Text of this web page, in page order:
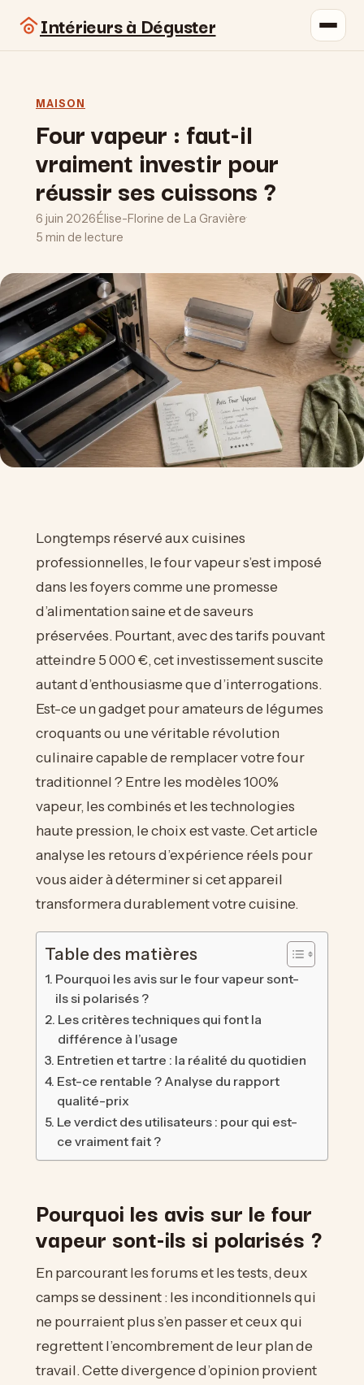
Intérieurs à Déguster
MAISON
Four vapeur : faut-il
vraiment investir pour
réussir ses cuissons ?
6 juin 2026·Élise-Florine de La Gravière·
5 min de lecture
Longtemps réservé aux cuisines
professionnelles, le four vapeur s’est imposé
dans les foyers comme une promesse
d’alimentation saine et de saveurs
préservées. Pourtant, avec des tarifs pouvant
atteindre 5 000 €, cet investissement suscite
autant d’enthousiasme que d’interrogations.
Est-ce un gadget pour amateurs de légumes
croquants ou une véritable révolution
culinaire capable de remplacer votre four
traditionnel ? Entre les modèles 100%
vapeur, les combinés et les technologies
haute pression, le choix est vaste. Cet article
analyse les retours d’expérience réels pour
vous aider à déterminer si cet appareil
transformera durablement votre cuisine.
Table des matières
Pourquoi les avis sur le four vapeur sont-
ils si polarisés ?
Les critères techniques qui font la
différence à l’usage
Entretien et tartre : la réalité du quotidien
Est-ce rentable ? Analyse du rapport
qualité-prix
Le verdict des utilisateurs : pour qui est-
ce vraiment fait ?
Pourquoi les avis sur le four
vapeur sont-ils si polarisés ?
En parcourant les forums et les tests, deux
camps se dessinent : les inconditionnels qui
ne pourraient plus s’en passer et ceux qui
regrettent l’encombrement de leur plan de
travail. Cette divergence d’opinion provient